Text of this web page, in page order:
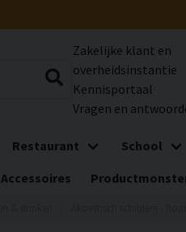
Zakelijke klant en
overheidsinstantie
Kennisportaal
Vragen en
Restaurant School
Accessoires